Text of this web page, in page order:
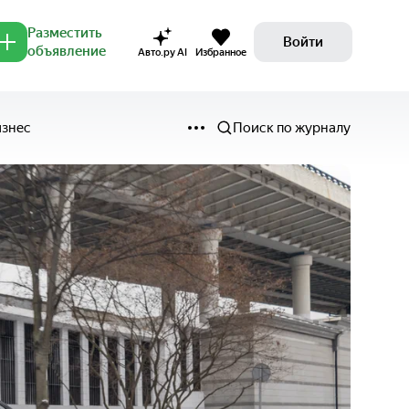
Разместить
объявление
Авто.ру AI Избранное
Войти
Поиск по журналу